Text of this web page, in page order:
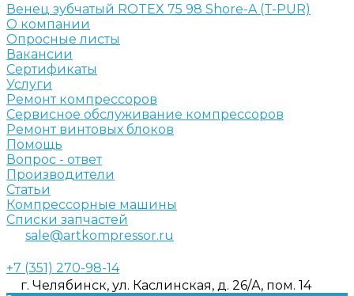
Венец зубчатый ROTEX 75 98 Shore-A (T-PUR)
О компании
Опросные листы
Вакансии
Сертификаты
Услуги
Ремонт компрессоров
Сервисное обслуживание компрессоров
Ремонт винтовых блоков
Помощь
Вопрос - ответ
Производители
Статьи
Компрессорные машины
Списки запчастей
sale@artkompressor.ru
+7 (351) 270-98-14
г. Челябинск, ул. Каслинская, д. 26/А, пом. 14